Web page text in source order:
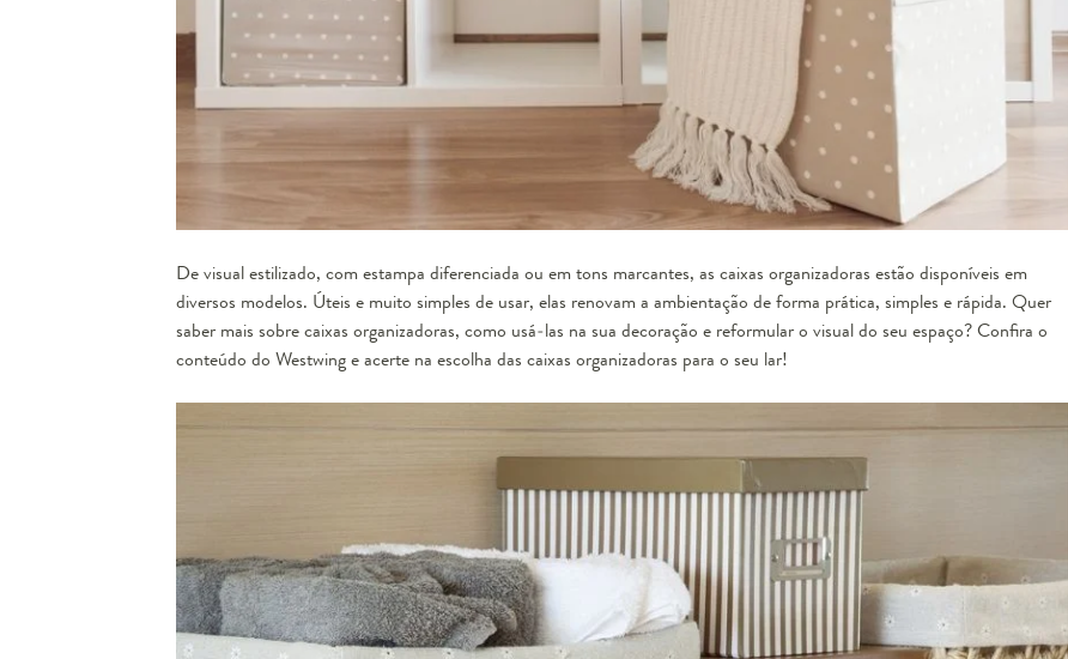
De visual estilizado, com estampa diferenciada ou em tons marcantes, as caixas organizadoras estão disponíveis em
diversos modelos. Úteis e muito simples de usar, elas renovam a ambientação de forma prática, simples e rápida. Quer
saber mais sobre caixas organizadoras, como usá-las na sua decoração e reformular o visual do seu espaço? Confira o
conteúdo do Westwing e acerte na escolha das caixas organizadoras para o seu lar!